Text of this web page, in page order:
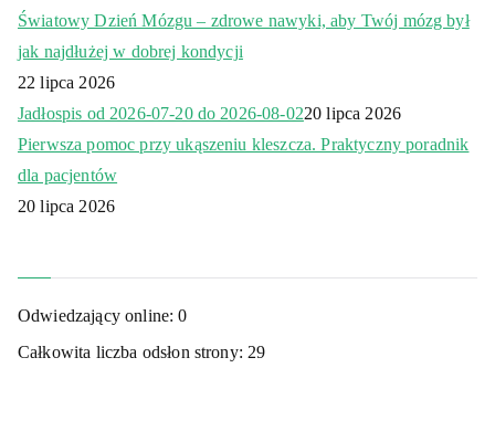
Światowy Dzień Mózgu – zdrowe nawyki, aby Twój mózg był
jak najdłużej w dobrej kondycji
22 lipca 2026
Jadłospis od 2026-07-20 do 2026-08-0220 lipca 2026
Pierwsza pomoc przy ukąszeniu kleszcza. Praktyczny poradnik
dla pacjentów
20 lipca 2026
Odwiedzający online:0
Całkowita liczba odsłon strony: 29